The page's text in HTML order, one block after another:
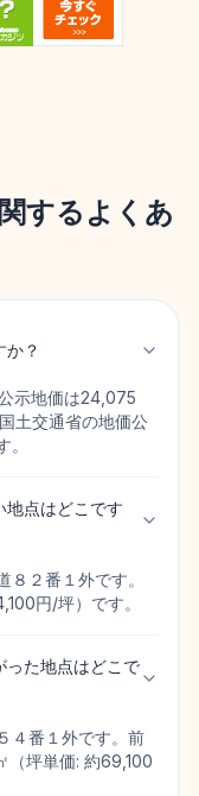
するよくあ
か？
示地価は24,075
土交通省の地価公
地点はどこです
２番１外です。
円/坪）です。
った地点はどこで
４番１外です。前
坪単価: 約69,100